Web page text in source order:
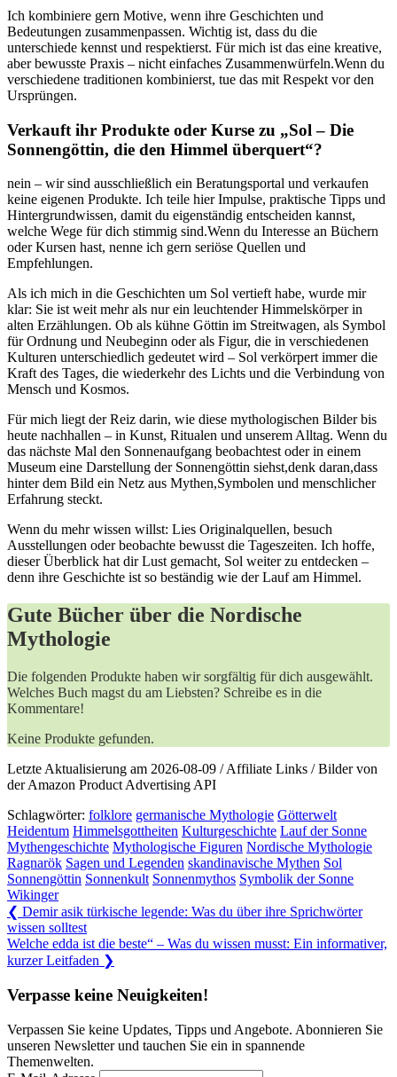
Ich kombiniere gern Motive, wenn ihre Geschichten und
Bedeutungen ⁤zusammenpassen. Wichtig ist, dass du die
unterschiede kennst und respektierst. Für ⁢mich⁣ ist das eine kreative,
aber bewusste ‍Praxis – nicht einfaches‍ Zusammenwürfeln.Wenn⁢ du
verschiedene traditionen kombinierst, tue das mit Respekt vor⁢ den
Ursprüngen.
Verkauft ihr Produkte oder Kurse zu „Sol – Die
Sonnengöttin, die den ⁣Himmel überquert“?
nein – wir⁤ sind ausschließlich ein Beratungsportal und ‍verkaufen
keine eigenen Produkte. Ich⁢ teile ⁢hier Impulse, praktische Tipps⁤ und‍
Hintergrundwissen, damit du eigenständig entscheiden kannst,
welche Wege für dich stimmig sind.Wenn du Interesse an Büchern
oder Kursen hast, nenne ich gern seriöse Quellen und
Empfehlungen.
Als ich‌ mich in die Geschichten um Sol vertieft habe, wurde mir
klar: Sie ‌ist weit mehr als ​nur ein leuchtender Himmelskörper in
alten Erzählungen. Ob als kühne Göttin ⁢im Streitwagen, als‍ Symbol
für Ordnung ‌und Neubeginn⁣ oder als Figur, die in verschiedenen
Kulturen unterschiedlich gedeutet wird – Sol verkörpert immer die
Kraft des Tages, die wiederkehr ⁣des Lichts und die ‌Verbindung von
Mensch und Kosmos.
Für mich liegt der Reiz darin, wie ⁣diese mythologischen Bilder bis
heute nachhallen – in Kunst, Ritualen⁢ und unserem Alltag. Wenn du
das nächste Mal den Sonnenaufgang⁣ beobachtest oder in einem
Museum eine ⁤Darstellung der Sonnengöttin siehst,denk daran,dass
hinter dem Bild ein Netz aus⁢ Mythen,Symbolen und menschlicher
Erfahrung ‌steckt.
Wenn du mehr wissen ⁣willst: Lies Originalquellen, besuch
Ausstellungen oder beobachte bewusst⁢ die Tageszeiten.⁤ Ich⁣ hoffe,
dieser Überblick hat dir‌ Lust⁢ gemacht, Sol weiter⁣ zu entdecken –
denn ihre Geschichte ist so beständig wie der Lauf am Himmel.
Gute Bücher über die Nordische
Mythologie
Die folgenden Produkte haben wir sorgfältig für dich ausgewählt.
Welches Buch magst du am Liebsten? Schreibe es in die
Kommentare!
Keine Produkte gefunden.
Letzte Aktualisierung am 2026-08-09 / Affiliate Links / Bilder von
der Amazon Product Advertising API
Schlagwörter: folklore germanische Mythologie Götterwelt
Heidentum Himmelsgottheiten Kulturgeschichte Lauf der Sonne
Mythengeschichte Mythologische Figuren Nordische Mythologie
Ragnarök Sagen und Legenden skandinavische Mythen Sol
Sonnengöttin Sonnenkult Sonnenmythos Symbolik der Sonne
Wikinger
Beitragsnavigation
❮ Previous
Post:
Demir asik türkische legende: Was du über ihre Sprichwörter
wissen solltest
Next
Post:
Welche edda ist die beste“ – Was du wissen musst: Ein informativer,
kurzer Leitfaden ❯
Verpasse keine Neuigkeiten!
Verpassen Sie keine Updates, Tipps und Angebote. Abonnieren Sie
unseren Newsletter und tauchen Sie ein in spannende
Themenwelten.